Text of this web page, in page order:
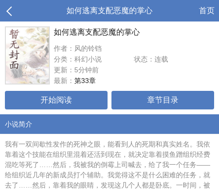
如何逃离支配恶魔的掌心 首页
如何逃离支配恶魔的掌心
作者：风的铃铛
分类：科幻小说
状态：连载
更新：5分钟前
最新： 第33章
开始阅读 章节目录
小说简介
我有一双间歇性发作的死神之眼，能看到人的死期和真实姓名。我依
靠着这个技能在组织里混着还活到现在，就决定靠着摸鱼蹭组织经费
混吃等死了……然后，我被我的倒霉上司喊去，给了我一个任务——
给组织近几年的新成员打个辅助。我觉得这不是什么困难的任务，就
去了……然后，靠着我的眼睛，发现这几个人都是卧底。一时间，被